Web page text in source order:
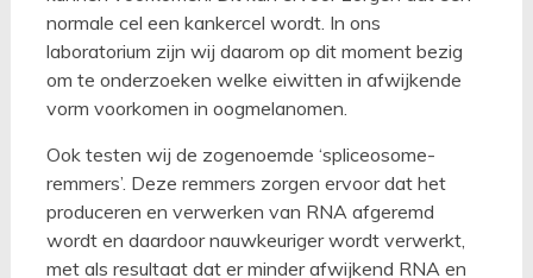
normale cel een kankercel wordt. In ons
laboratorium zijn wij daarom op dit moment bezig
om te onderzoeken welke eiwitten in afwijkende
vorm voorkomen in oogmelanomen.
Ook testen wij de zogenoemde ‘spliceosome-
remmers’. Deze remmers zorgen ervoor dat het
produceren en verwerken van RNA afgeremd
wordt en daardoor nauwkeuriger wordt verwerkt,
met als resultaat dat er minder afwijkend RNA en